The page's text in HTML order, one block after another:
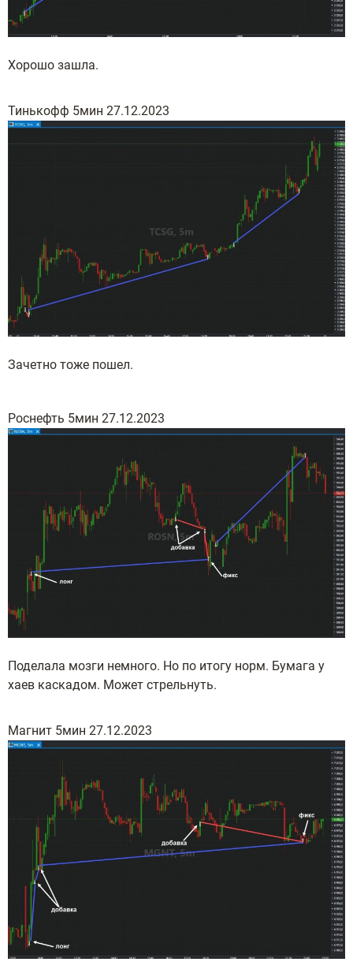
Хорошо зашла.
Тинькофф 5мин 27.12.2023
Зачетно тоже пошел.
Роснефть 5мин 27.12.2023
Поделала мозги немного. Но по итогу норм. Бумага у
хаев каскадом. Может стрельнуть.
Магнит 5мин 27.12.2023